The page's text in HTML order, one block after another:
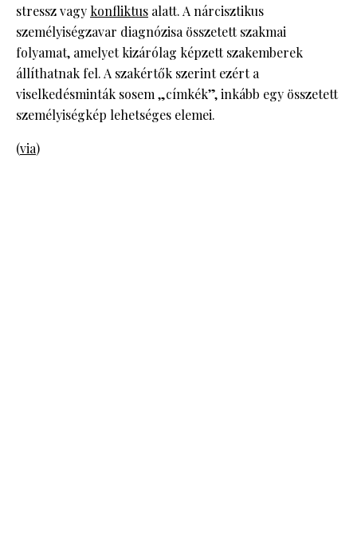
stressz vagy konfliktus alatt. A nárcisztikus
személyiségzavar diagnózisa összetett szakmai
folyamat, amelyet kizárólag képzett szakemberek
állíthatnak fel. A szakértők szerint ezért a
viselkedésminták sosem „címkék”, inkább egy összetett
személyiségkép lehetséges elemei.
(via)